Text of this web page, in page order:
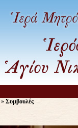
» Συμβουλές